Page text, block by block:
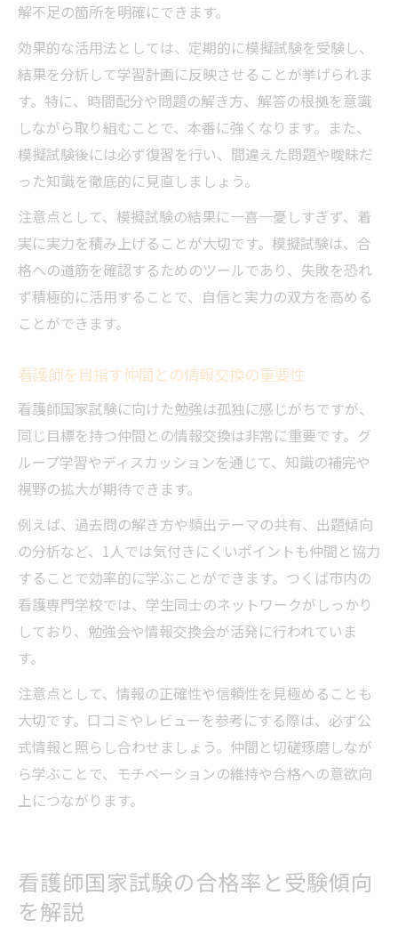
解不足の箇所を明確にできます。
効果的な活用法としては、定期的に模擬試験を受験し、
結果を分析して学習計画に反映させることが挙げられま
す。特に、時間配分や問題の解き方、解答の根拠を意識
しながら取り組むことで、本番に強くなります。また、
模擬試験後には必ず復習を行い、間違えた問題や曖昧だ
った知識を徹底的に見直しましょう。
注意点として、模擬試験の結果に一喜一憂しすぎず、着
実に実力を積み上げることが大切です。模擬試験は、合
格への道筋を確認するためのツールであり、失敗を恐れ
ず積極的に活用することで、自信と実力の双方を高める
ことができます。
看護師を目指す仲間との情報交換の重要性
看護師国家試験に向けた勉強は孤独に感じがちですが、
同じ目標を持つ仲間との情報交換は非常に重要です。グ
ループ学習やディスカッションを通じて、知識の補完や
視野の拡大が期待できます。
例えば、過去問の解き方や頻出テーマの共有、出題傾向
の分析など、1人では気付きにくいポイントも仲間と協力
することで効率的に学ぶことができます。つくば市内の
看護専門学校では、学生同士のネットワークがしっかり
しており、勉強会や情報交換会が活発に行われていま
す。
注意点として、情報の正確性や信頼性を見極めることも
大切です。口コミやレビューを参考にする際は、必ず公
式情報と照らし合わせましょう。仲間と切磋琢磨しなが
ら学ぶことで、モチベーションの維持や合格への意欲向
上につながります。
看護師国家試験の合格率と受験傾向
を解説